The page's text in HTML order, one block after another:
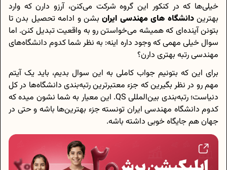
خیلی‌ها که در کنکور این گروه شرکت می‌کنن، آرزو دارن که وارد
بهتریندانشگاه های مهندسی ایرانبشن و ادامه تحصیل بدن تا
بتونن آینده‌ای که همیشه می‌خواستن رو به واقعیت تبدیل کنن. اما
سوال خیلی مهمی که وجود داره اینه: به نظر شما کدوم دانشگاه‌های
مهندسی رتبه بهتری دارن؟
برای این که بتونیم جواب کاملی به این سوال بدیم، باید یک آیتم
مهم رو در نظر بگیرین که جزء معتبرترین رتبه‌بندی دانشگاه‌ها در کل
دنیاست؛ رتبه‌بندی بین‌المللی QS. این معیار به شما نشون میده که
کدوم دانشگاه مهندسی ایران تونسته جزء بهترین‌ها باشه و حتی در
جهان هم جایگاه خوبی داشته باشه.